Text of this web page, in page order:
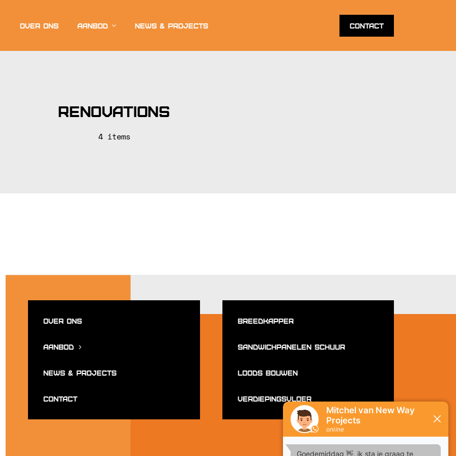
Over ons Aanbod News & projects Contact
Renovations
4 items
Over ons
Aanbod
News & projects
Contact
Breedkapper
Sandwichpanelen schuur
Loods bouwen
Verdiepingsvloer